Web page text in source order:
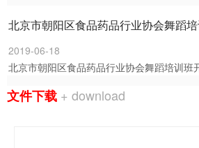
北京市朝阳区食品药品行业协会舞蹈
2019-06-18
北京市朝阳区食品药品行业协会舞蹈培训班
文件下载 + download